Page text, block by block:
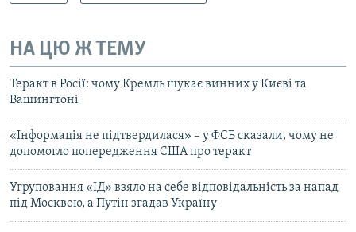
НА ЦЮ Ж ТЕМУ
Теракт в Росії: чому Кремль шукає винних у Києві та
Вашингтоні
«Інформація не підтвердилася» – у ФСБ сказали, чому не
допомогло попередження США про теракт
Угруповання «ІД» взяло на себе відповідальність за напад
під Москвою, а Путін згадав Україну